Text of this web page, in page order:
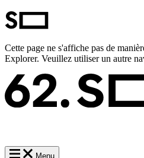
Cette page ne s'affiche pas de
Explorer. Veuillez utiliser un autre
Menu